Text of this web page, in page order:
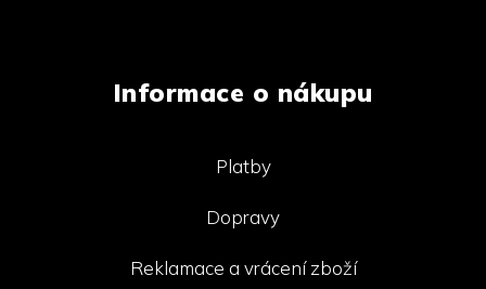
Informace o nákupu
Platby
Dopravy
Reklamace a vrácení zboží